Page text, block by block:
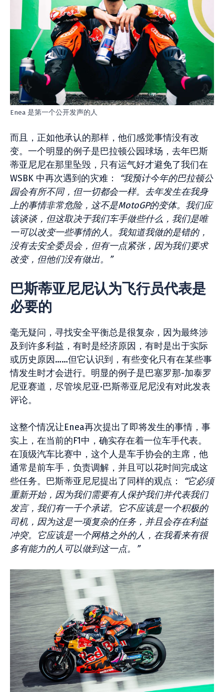
Enea 是第一个公开发声的人
而且，正如他承认的那样，他们感觉事情没有改
变。一个明显的例子是巴拉顿公园球场，去年巴斯
蒂亚尼尼在那里坠毁，只有运气好才避免了我们在
WSBK 中再次遇到的灾难：
“我预计今年的巴拉顿公
园会有所不同，但一切都会一样。去年发生在我身
上的事情非常危险，这不是MotoGP的变体。我们应
该谈谈，但这取决于我们车手做些什么，我们是唯
一可以改变一些事情的人。我知道我做的是错的，
没有去安全委员会，但有一点紧张，因为我们要求
改变，但他们没有做出。”
巴斯蒂亚尼尼认为飞行员代表是
必要的
毫无疑问，寻找安全平衡总是很复杂，因为最终涉
及到许多利益，有时是经济原因，有时是出于实际
或历史原因……但它认识到，有些变化只有在某些事
情发生时才会进行。明显的例子是巴塞罗那-加泰罗
尼亚赛道，尽管埃尼亚·巴斯蒂亚尼尼没有对此发表
评论。
这整个情况让Enea再次提出了即将发生的事情，事
实上，在当前的F1中，确实存在着一位车手代表。
在顶级汽车比赛中，这个人是车手协会的主席，他
通常是前车手，负责调解，并且可以花时间完成这
些任务。巴斯蒂亚尼尼提出了同样的观点：
“它必须
重新开始，因为我们需要有人保护我们并代表我们
发言，我们有一千个承诺。它不应该是一个积极的
司机，因为这是一项复杂的任务，并且会存在利益
冲突。它应该是一个网格之外的人，在我看来有很
多有能力的人可以做到这一点。”